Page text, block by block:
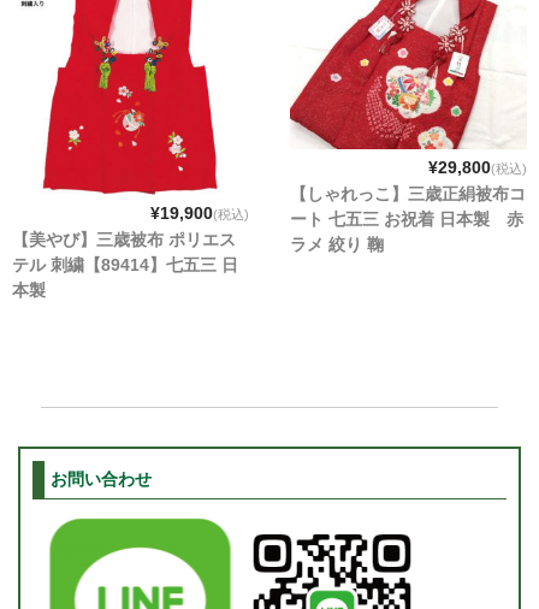
¥19,900(税込)
【美やび】三歳被布 ポリエス
テル 刺繍【89414】七五三 日
本製
¥29,800(税込)
【しゃれっこ】三歳正絹被布コ
ート 七五三 お祝着 日本製 赤
ラメ 絞り 鞠
お問い合わせ